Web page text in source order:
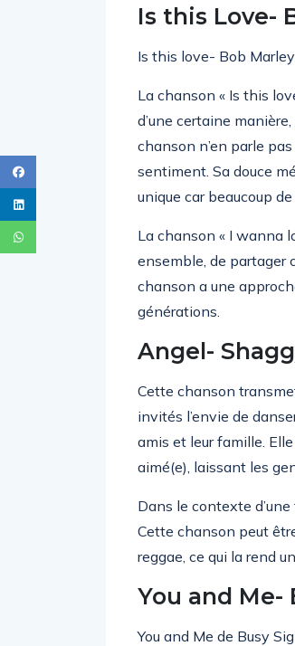
Is this Love-
Is this love- Bob Marley
La chanson « Is this
d’une certaine
chanson n’en parle
sentiment. Sa douce
unique car beaucoup
La chanson « I wanna
ensemble, de partager
chanson a une
générations.
Angel-
Cette chanson
invités l’envie de
amis et leur famille.
aimé(e), laissant les
Dans le contexte
Cette chanson peut
reggae, ce qui la rend
You and Me-
You and Me de Busy